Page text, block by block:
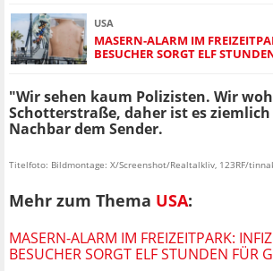
USA
MASERN-ALARM IM
BESUCHER SORGT ELF
"Wir sehen kaum Polizisten. Wir
Schotterstraße, daher ist es
Nachbar dem Sender.
Titelfoto: Bildmontage: X/Screenshot/Realtalkliv, 123RF/
Mehr zum Thema USA:
MASERN-ALARM IM FREIZEITPARK:
BESUCHER SORGT ELF STUNDEN FÜR